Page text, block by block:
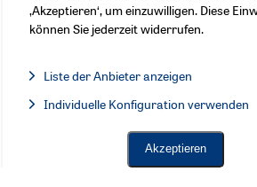
‚Akzeptieren‘, um einzuwilligen. Diese
können Sie jederzeit widerrufen.
Liste der Anbieter anzeigen
Facebook Embed / Facebook Connect,
Individuelle Konfiguration verwenden
Akzeptieren